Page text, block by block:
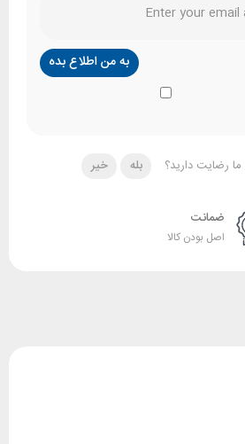
رضایت دارید؟ بله خیر
ضمانت
اصل بودن کالا